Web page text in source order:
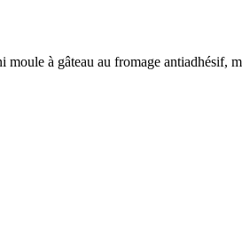
à gâteau au fromage antiadhésif,